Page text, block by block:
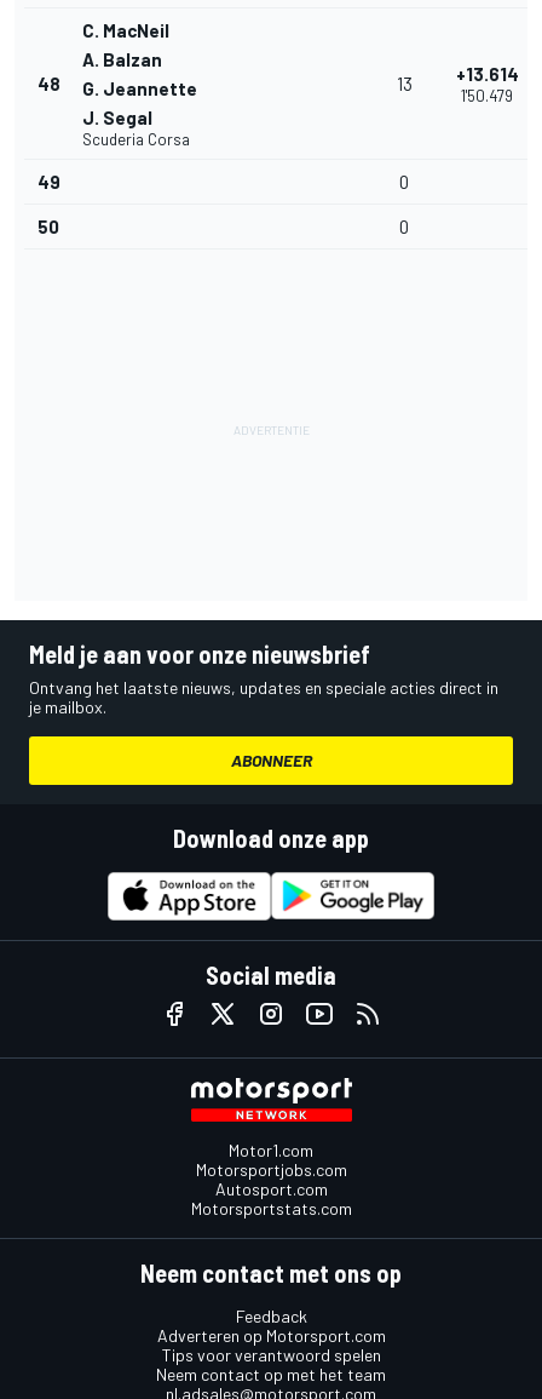
48
C. MacNeil
A. Balzan
G. Jeannette
J. Segal
Scuderia Corsa
13 +13.614
1'50.479
49 0
50 0
Meld je aan voor onze nieuwsbrief
Ontvang het laatste nieuws, updates en speciale acties direct in
je mailbox.
ABONNEER
Download onze app
Social media
Motor1.com
Motorsportjobs.com
Autosport.com
Motorsportstats.com
Neem contact met ons op
Feedback
Adverteren op Motorsport.com
Tips voor verantwoord spelen
Neem contact op met het team
nl.adsales@motorsport.com